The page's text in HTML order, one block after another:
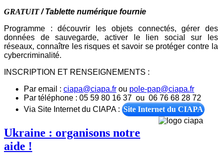
GRATUIT/ Tablette numérique fournie
Programme : découvrir les objets connectés, gérer des
données de sauvegarde, activer le lien social sur les
réseaux, connaître les risques et savoir se protéger contre la
cybercriminalité.
INSCRIPTION ET RENSEIGNEMENTS :
Par email : ciapa@ciapa.fr ou pole-pap@ciapa.fr
Par téléphone : 05 59 80 16 37 ou 06 76 68 28 72
Via Site Internet du CIAPA : Site Internet du CIAPA
Ukraine : organisons notre
aide !